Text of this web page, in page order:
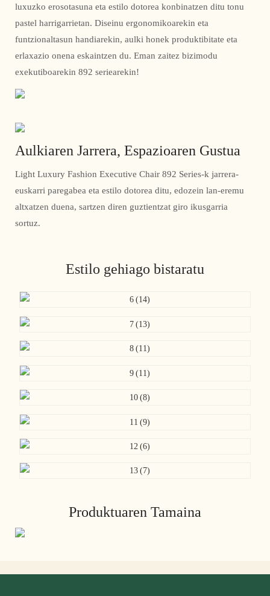
luxuzko erosotasuna eta estilo dotorea konbinatzen ditu tonu
pastel harrigarrietan. Diseinu ergonomikoarekin eta
funtzionaltasun handiarekin, aulki honek produktibitate eta
erlaxazio onena eskaintzen du. Eman zaitez bizimodu
exekutiboarekin 892 seriearekin!
Aulkiaren Jarrera, Espazioaren Gustua
Light Luxury Fashion Executive Chair 892 Series-k jarrera-
euskarri paregabea eta estilo dotorea ditu, edozein lan-eremu
altxatzen duena, sartzen diren guztientzat giro ikusgarria
sortuz.
Estilo gehiago bistaratu
Produktuaren Tamaina